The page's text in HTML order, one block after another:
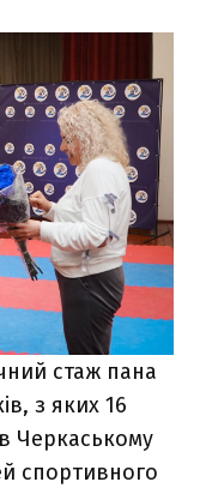
стаж пана
з яких 16
Черкаському
спортивного